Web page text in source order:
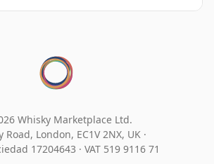
Whisky Marketplace Ltd.
Road, London, EC1V 2NX, UK ·
17204643 · VAT 519 9116 71